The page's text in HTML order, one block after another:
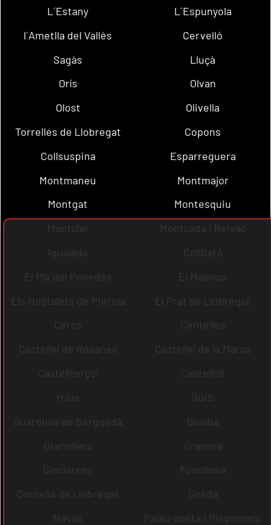
L´Estany
L´Espunyola
l´Ametlla del Vallès
Cervelló
Sagàs
Lluçà
Orís
Olvan
Olost
Olivella
Torrelles de Llobregat
Copons
Collsuspina
Esparreguera
Montmaneu
Montmajor
Montgat
Montesquiu
Montclar
Montcada i Reixac
Igualada
Collbató
El Pla del Penedès
El Masnou
Els Hostalets de Pierola
El Prat de Llobregat
Cercs
Centelles
Castellví de Rosanes
Castellví de la Marca
Castellterçol
Castellolí
rrius
Gurb
Guardiola de Berguedà
Gualba
Granollers
Granera
Gisclareny
Fonollosa
Cornellà de Llobregat
Gelida
Navas
Palau-solità i Plegamans